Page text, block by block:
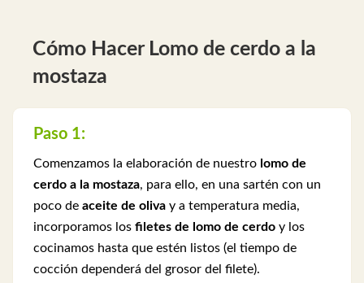
Cómo Hacer Lomo de cerdo a la
mostaza
Paso 1:
Comenzamos la elaboración de nuestro lomo de
cerdo a la mostaza, para ello, en una sartén con un
poco de aceite de oliva y a temperatura media,
incorporamos los filetes de lomo de cerdo y los
cocinamos hasta que estén listos (el tiempo de
cocción dependerá del grosor del filete).